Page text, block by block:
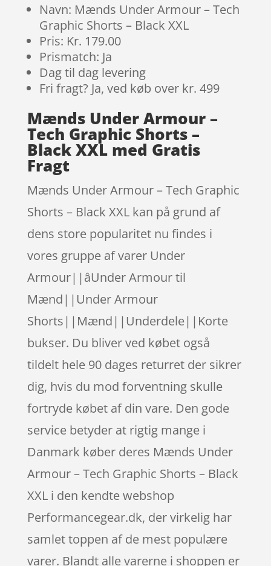
Navn: Mænds Under Armour – Tech
Graphic Shorts – Black XXL
Pris: Kr. 179.00
Prismatch: Ja
Dag til dag levering
Fri fragt? Ja, ved køb over kr. 499
Mænds Under Armour –
Tech Graphic Shorts –
Black XXL med Gratis
Fragt
Mænds Under Armour – Tech Graphic
Shorts – Black XXL kan på grund af
dens store popularitet nu findes i
vores gruppe af varer Under
Armour||âUnder Armour til
Mænd||Under Armour
Shorts||Mænd||Underdele||Korte
bukser. Du bliver ved købet også
tildelt hele 90 dages returret der sikrer
dig, hvis du mod forventning skulle
fortryde købet af din vare. Den gode
service betyder at rigtig mange i
Danmark køber deres Mænds Under
Armour – Tech Graphic Shorts – Black
XXL i den kendte webshop
Performancegear.dk, der virkelig har
samlet toppen af de mest populære
varer. Blandt alle varerne i shoppen er